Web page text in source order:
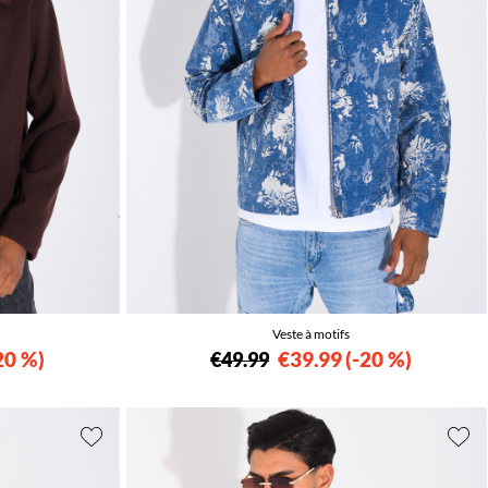
%
Veste à motifs
€49.99 €39.99 -20 %